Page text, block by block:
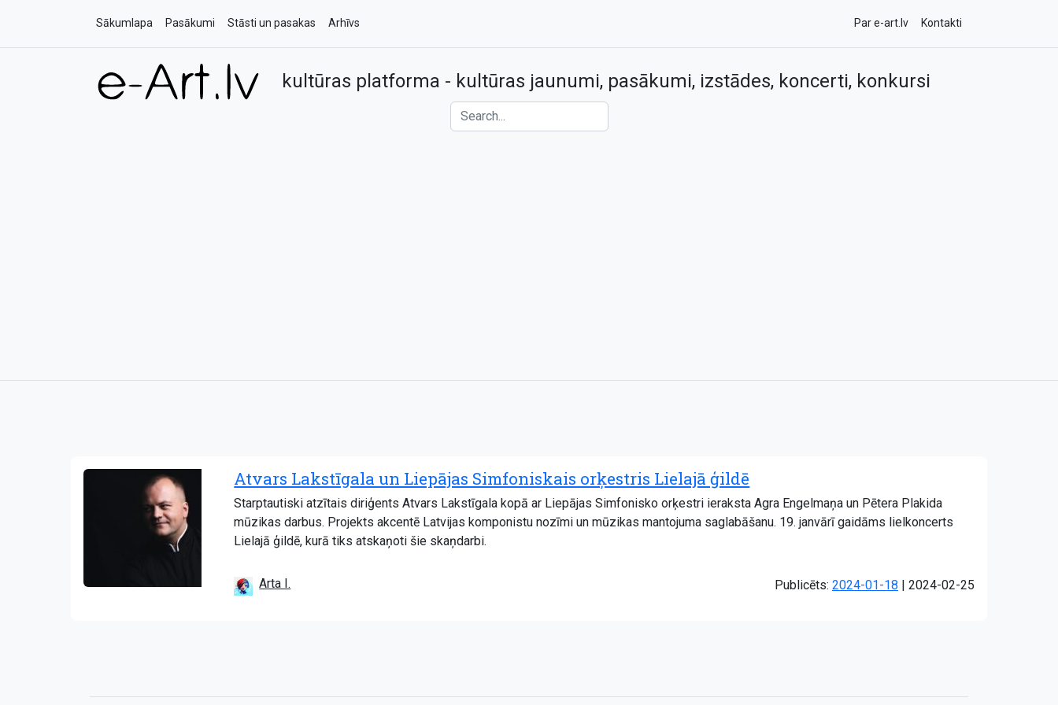
Sākumlapa Pasākumi Stāsti un pasakas Arhīvs Par e-art.lv Kontakti
kultūras platforma - kultūras jaunumi, pasākumi, izstādes, koncerti, konkursi
Atvars Lakstīgala un Liepājas Simfoniskais orķestris Lielajā ģildē
Starptautiski atzītais diriģents Atvars Lakstīgala kopā ar Liepājas Simfonisko orķestri ieraksta Agra Engelmaņa un Pētera Plakida
mūzikas darbus. Projekts akcentē Latvijas komponistu nozīmi un mūzikas mantojuma saglabāšanu. 19. janvārī gaidāms lielkoncerts
Lielajā ģildē, kurā tiks atskaņoti šie skaņdarbi.
Arta I. Publicēts: 2024-01-18 Atjaunots:
2024-02-25